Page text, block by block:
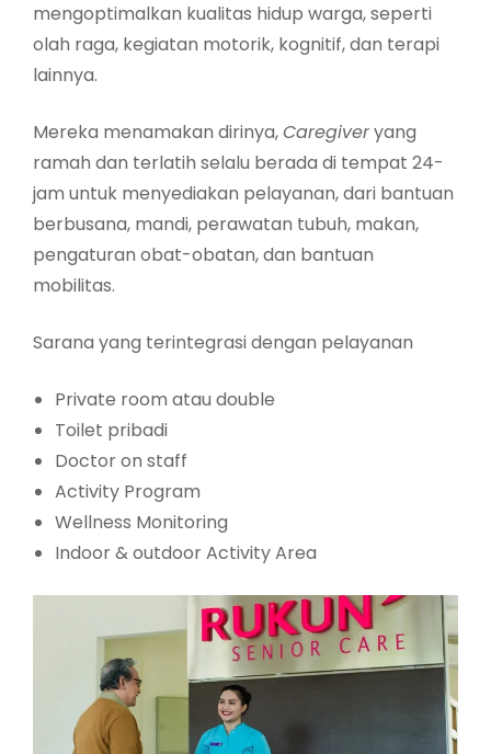
mengoptimalkan kualitas hidup warga, seperti
olah raga, kegiatan motorik, kognitif, dan terapi
lainnya.
Mereka menamakan dirinya,Caregiveryang
ramah dan terlatih selalu berada di tempat 24-
jam untuk menyediakan pelayanan, dari bantuan
berbusana, mandi, perawatan tubuh, makan,
pengaturan obat-obatan, dan bantuan
mobilitas.
Sarana yang terintegrasi dengan pelayanan
Private room atau double
Toilet pribadi
Doctor on staff
Activity Program
Wellness Monitoring
Indoor & outdoor Activity Area